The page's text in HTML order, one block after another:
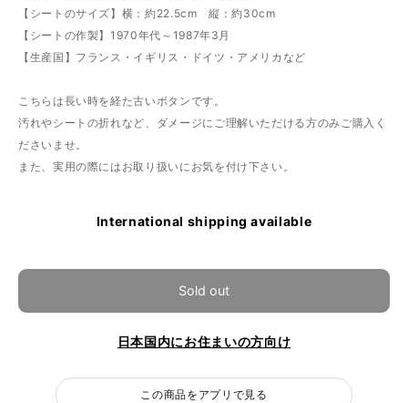
【シートのサイズ】横：約22.5cm 縦：約30cm
【シートの作製】1970年代～1987年3月
【生産国】フランス・イギリス・ドイツ・アメリカなど
こちらは長い時を経た古いボタンです。
汚れやシートの折れなど、ダメージにご理解いただける方のみご購入く
ださいませ。
また、実用の際にはお取り扱いにお気を付け下さい。
International shipping available
Sold out
日本国内にお住まいの方向け
この商品をアプリで見る